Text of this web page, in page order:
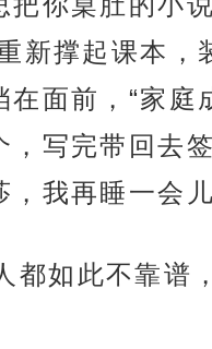
新撑起课本，
在面前，“家庭
，写完带回去
，我再睡一会
都如此不靠谱